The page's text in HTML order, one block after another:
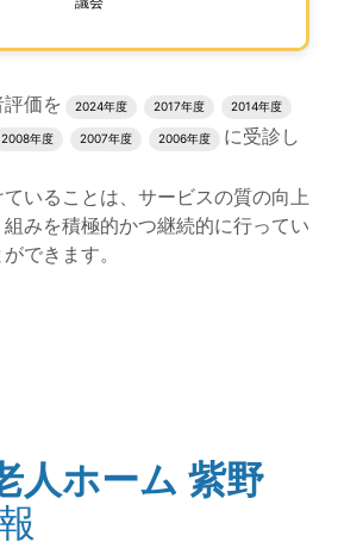
ウンロードエリアの読み上げは以上
価を 2024年度 2017年度 2014年度
2008年度 2007年度 2006年度
に受診し
いることは、サービスの質の向上
みを積極的かつ継続的に行ってい
できます。
人ホーム 紫野